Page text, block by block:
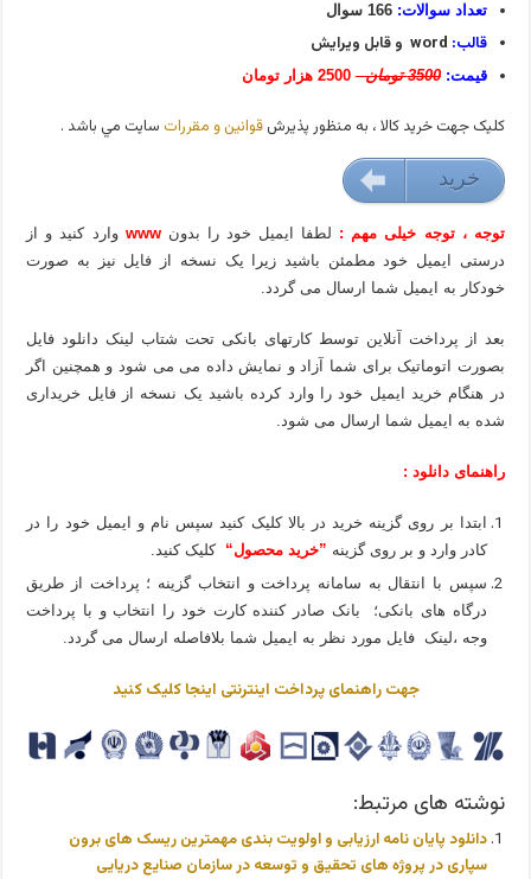
تعداد سوالات: 166 سوال
قالب:
قیمت: 3500 تومان 2500 هزار تومان
کليک جهت خريد کالا ، به منظور پذيرشقوانين و مقررات سايت مي باشد .
25000 تومان خريد
توجه ، توجه خیلی مهم : لطفا ایمیل خود را بدون www وارد کنید و از
درستی ایمیل خود مطمئن باشید زیرا یک نسخه از فایل نیز به صورت
خودکار به ایمیل شما ارسال می گردد.
بعد از پرداخت آنلاین توسط کارتهای بانکی تحت شتاب لینک دانلود فایل
بصورت اتوماتیک برای شما آزاد و نمایش داده می می شود و همچنین اگر
در هنگام خرید ایمیل خود را وارد کرده باشید یک نسخه از فایل خریداری
شده به ایمیل شما ارسال می شود.
راهنمای دانلود :
ابتدا بر روی گزینه خرید در بالا کلیک کنید سپس نام و ایمیل خود را در
کادر وارد و بر روی گزینه ”خرید محصول“
کلیک کنید.
سپس با انتقال به سامانه پرداخت و انتخاب گزینه ؛ پرداخت از طریق
درگاه های بانکی؛ بانک صادر کننده کارت خود را انتخاب و با پرداخت
وجه ،لینک فایل مورد نظر به ایمیل شما بلافاصله ارسال می گردد.
جهت راهنمای پرداخت اینترنتی اینجا کلیک کنید
نوشته های مرتبط:
دانلود پایان نامه ارزیابی و اولویت بندی مهمترین ریسک های برون
سپاری در پروژه های تحقیق و توسعه در سازمان صنایع دریایی